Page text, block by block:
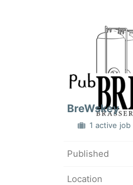
BreWskey
1 active job
Published
Location